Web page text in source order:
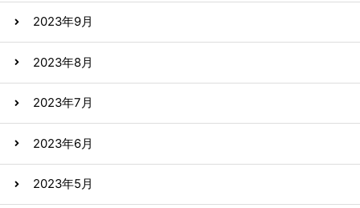
2023年9月
2023年8月
2023年7月
2023年6月
2023年5月